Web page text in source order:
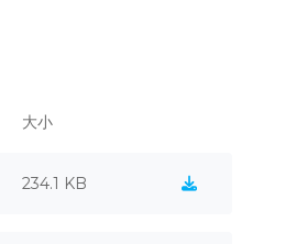
大小
234.1 KB